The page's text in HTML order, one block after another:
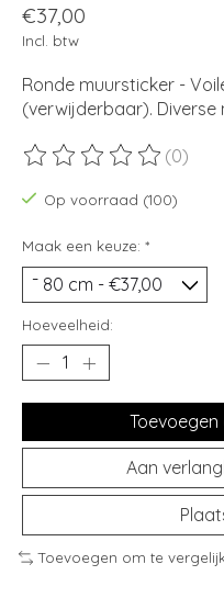
€37,00
Incl. btw
Ronde muursticker -
(verwijderbaar). Diverse
De beoordeling van dit
(0)
Op voorraad (100)
Maak een keuze: *
Hoeveelheid:
Aan
Toevoegen om te